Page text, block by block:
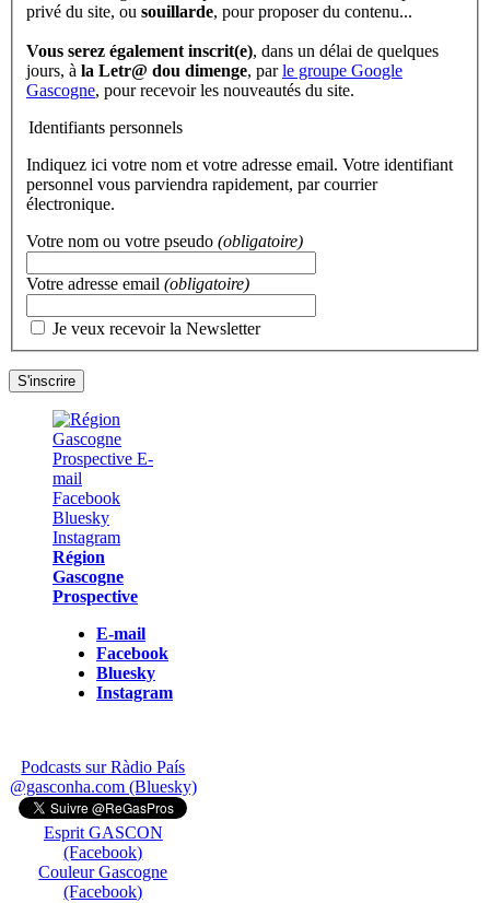
privé du site, ou souillarde , pour proposer du contenu...
Vous serez également inscrit(e), dans un délai de quelques
jours, à la Letr@ dou dimenge, parle groupe Google
Gascogne, pour recevoir les nouveautés du site.
Identifiants personnels
Indiquez ici votre nom et votre adresse email. Votre identifiant
personnel vous parviendra rapidement, par courrier
électronique.
Votre nom ou votre pseudo (obligatoire)
Votre adresse email (obligatoire)
Je veux recevoir la Newsletter
Région
Gascogne
Prospective
E-mail
Facebook
Bluesky
Instagram
Podcasts sur Ràdio País
@gasconha.com (Bluesky)
Esprit GASCON
(Facebook)
Couleur Gascogne
(Facebook)